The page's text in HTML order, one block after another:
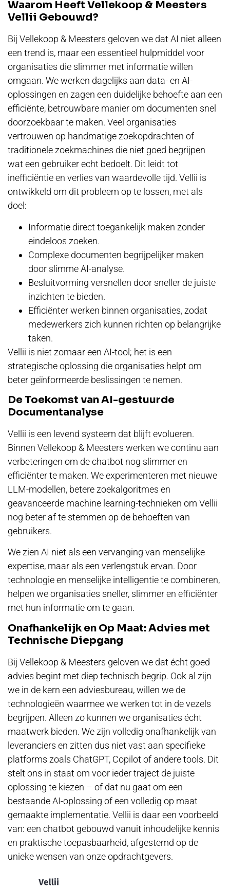
Waarom Heeft Vellekoop & Meesters
Vellii Gebouwd?
Bij Vellekoop & Meesters geloven we dat AI niet alleen
een trend is, maar een essentieel hulpmiddel voor
organisaties die slimmer met informatie willen
omgaan. We werken dagelijks aan data- en AI-
oplossingen en zagen een duidelijke behoefte aan een
efficiënte, betrouwbare manier om documenten snel
doorzoekbaar te maken. Veel organisaties
vertrouwen op handmatige zoekopdrachten of
traditionele zoekmachines die niet goed begrijpen
wat een gebruiker echt bedoelt. Dit leidt tot
inefficiëntie en verlies van waardevolle tijd. Vellii is
ontwikkeld om dit probleem op te lossen, met als
doel:
Informatie direct toegankelijk maken zonder
eindeloos zoeken.
Complexe documenten begrijpelijker maken
door slimme AI-analyse.
Besluitvorming versnellen door sneller de juiste
inzichten te bieden.
Efficiënter werken binnen organisaties, zodat
medewerkers zich kunnen richten op belangrijke
taken.
Vellii is niet zomaar een AI-tool; het is een
strategische oplossing die organisaties helpt om
beter geïnformeerde beslissingen te nemen.
De Toekomst van AI-gestuurde
Documentanalyse
Vellii is een levend systeem dat blijft evolueren.
Binnen Vellekoop & Meesters werken we continu aan
verbeteringen om de chatbot nog slimmer en
efficiënter te maken. We experimenteren met nieuwe
LLM-modellen, betere zoekalgoritmes en
geavanceerde machine learning-technieken om Vellii
nog beter af te stemmen op de behoeften van
gebruikers.
We zien AI niet als een vervanging van menselijke
expertise, maar als een verlengstuk ervan. Door
technologie en menselijke intelligentie te combineren,
helpen we organisaties sneller, slimmer en efficiënter
met hun informatie om te gaan.
Onafhankelijk en Op Maat: Advies met
Technische Diepgang
Bij Vellekoop & Meesters geloven we dat écht goed
advies begint met diep technisch begrip. Ook al zijn
we in de kern een adviesbureau, willen we de
technologieën waarmee we werken tot in de vezels
begrijpen. Alleen zo kunnen we organisaties écht
maatwerk bieden. We zijn volledig onafhankelijk van
leveranciers en zitten dus niet vast aan specifieke
platforms zoals ChatGPT, Copilot of andere tools. Dit
stelt ons in staat om voor ieder traject de juiste
oplossing te kiezen – of dat nu gaat om een
bestaande AI-oplossing of een volledig op maat
gemaakte implementatie. Vellii is daar een voorbeeld
van: een chatbot gebouwd vanuit inhoudelijke kennis
en praktische toepasbaarheid, afgestemd op de
unieke wensen van onze opdrachtgevers.